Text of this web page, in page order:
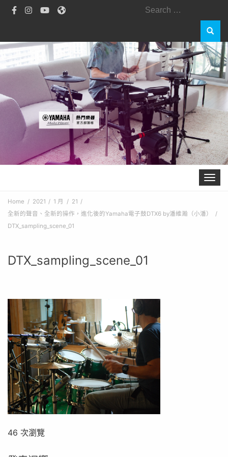
Search
Toggle
Home 2021 1 月
21
全新的聲音、全新的操作，進化後的Yamaha電子鼓DTX6 by潘維瀚（小潘）
DTX_sampling_scene_01
DTX_sampling_scene_01
46 次瀏覽